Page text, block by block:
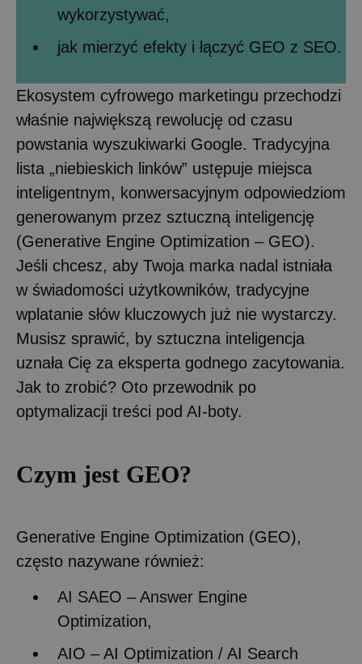
wykorzystywać,
jak mierzyć efekty i łączyć GEO z SEO.
Ekosystem cyfrowego marketingu przechodzi
właśnie największą rewolucję od czasu
powstania wyszukiwarki Google. Tradycyjna
lista „niebieskich linków” ustępuje miejsca
inteligentnym, konwersacyjnym odpowiedziom
generowanym przez sztuczną inteligencję
(Generative Engine Optimization – GEO).
Jeśli chcesz, aby Twoja marka nadal istniała
w świadomości użytkowników, tradycyjne
wplatanie słów kluczowych już nie wystarczy.
Musisz sprawić, by sztuczna inteligencja
uznała Cię za eksperta godnego zacytowania.
Jak to zrobić? Oto przewodnik po
optymalizacji treści pod AI-boty.
Czym jest GEO?
Generative Engine Optimization (GEO),
często nazywane również:
AI SAEO – Answer Engine
Optimization,
AIO – AI Optimization / AI Search